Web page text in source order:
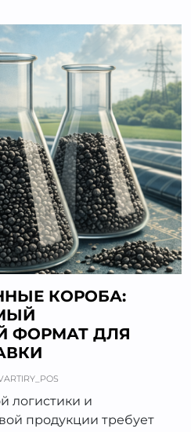
КОРОБА:
ФОРМАТ ДЛЯ
логистики и
продукции требует